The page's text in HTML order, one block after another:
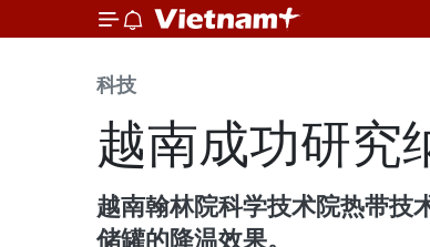
科技
越南成功研究
越南翰林院科学技术院热带技
储罐的降温效果。